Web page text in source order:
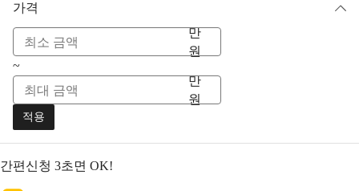
가격
만
원
~
만
원
적용
간편신청 3초면 OK!